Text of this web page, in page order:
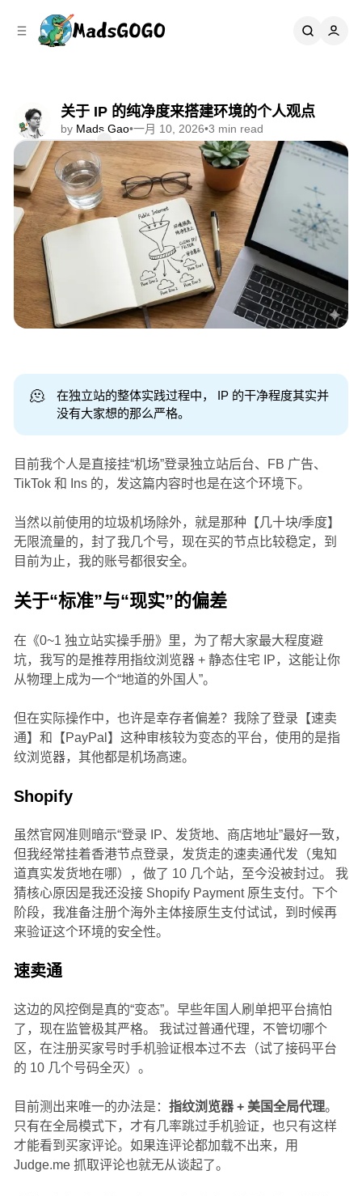
关于 IP 的纯净度来搭建环境的个人观点
by Mads Gao•一月 10, 2026•3 min read
Comments
Share
📘 一人跨境手册
🫠
在独立站的整体实践过程中， IP 的干净程度其实并
没有大家想的那么严格。
目前我个人是直接挂“机场”登录独立站后台、FB 广告、
TikTok 和 Ins 的，发这篇内容时也是在这个环境下。
当然以前使用的垃圾机场除外，就是那种【几十块/季度】
无限流量的，封了我几个号，现在买的节点比较稳定，到
目前为止，我的账号都很安全。
关于“标准”与“现实”的偏差
在《0~1 独立站实操手册》里，为了帮大家最大程度避
坑，我写的是推荐用指纹浏览器 + 静态住宅 IP，这能让你
从物理上成为一个“地道的外国人”。
但在实际操作中，也许是幸存者偏差？我除了登录【速卖
通】和【PayPal】这种审核较为变态的平台，使用的是指
纹浏览器，其他都是机场高速。
Shopify
虽然官网准则暗示“登录 IP、发货地、商店地址”最好一致，
但我经常挂着香港节点登录，发货走的速卖通代发（鬼知
道真实发货地在哪），做了 10 几个站，至今没被封过。 我
猜核心原因是我还没接 Shopify Payment 原生支付。下个
阶段，我准备注册个海外主体接原生支付试试，到时候再
来验证这个环境的安全性。
速卖通
这边的风控倒是真的“变态”。早些年国人刷单把平台搞怕
了，现在监管极其严格。 我试过普通代理，不管切哪个
区，在注册买家号时手机验证根本过不去（试了接码平台
的 10 几个号码全灭）。
目前测出来唯一的办法是： 指纹浏览器 + 美国全局代理。
只有在全局模式下，才有几率跳过手机验证，也只有这样
才能看到买家评论。如果连评论都加载不出来，用
Judge.me 抓取评论也就无从谈起了。